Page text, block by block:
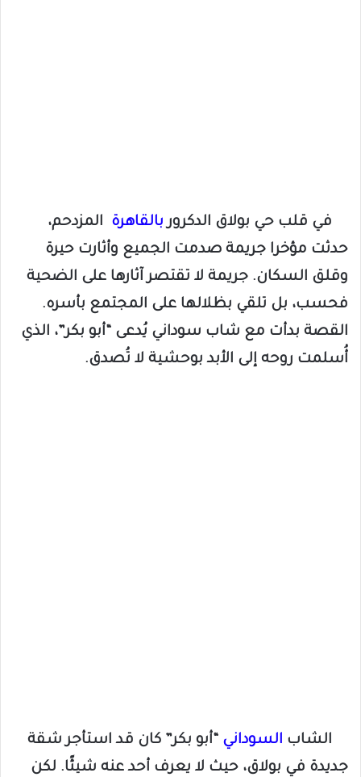
في قلب حي بولاق الدكرور بالقاهرة المزدحم،
حدثت مؤخرا جريمة صدمت الجميع وأثارت حيرة
وقلق السكان. جريمة لا تقتصر آثارها على الضحية
فحسب، بل تلقي بظلالها على المجتمع بأسره.
القصة بدأت مع شاب سوداني يُدعى “أبو بكر”، الذي
أُسلمت روحه إلى الأبد بوحشية لا تُصدق.
الشاب السوداني “أبو بكر” كان قد استأجر شقة
جديدة في بولاق، حيث لا يعرف أحد عنه شيئًا. لكن